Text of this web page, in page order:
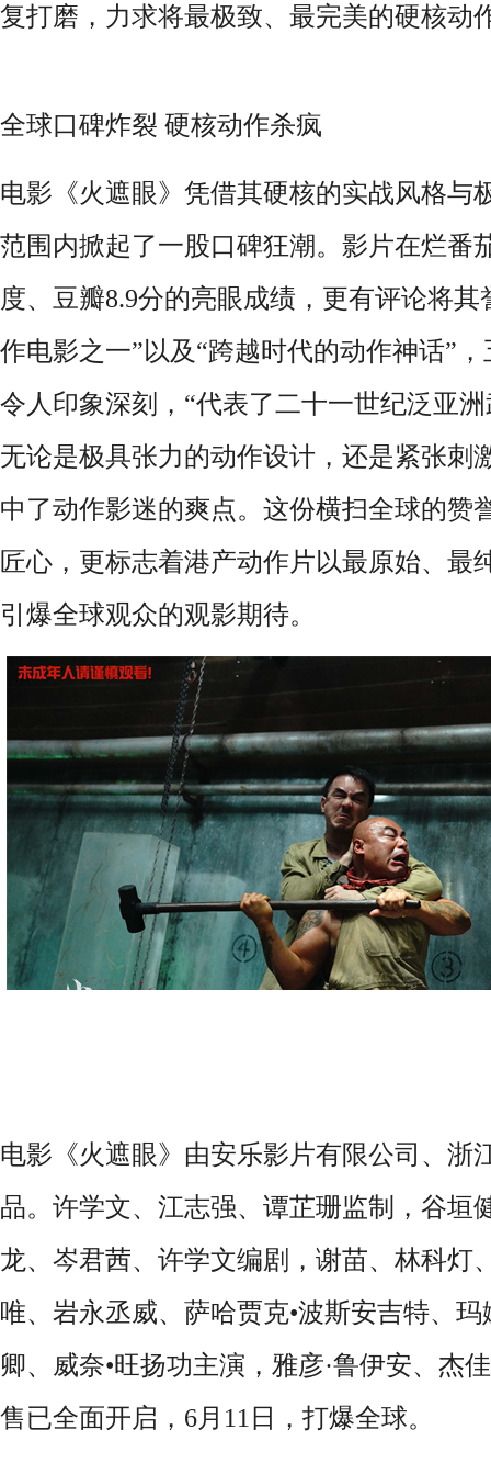
复打磨，力求将最极致、最完美的硬核动
全球口碑炸裂 硬核动作杀疯
电影《火遮眼》凭借其硬核的实战风格与
范围内掀起了一股口碑狂潮。影片在烂番
度、豆瓣8.9分的亮眼成绩，更有评论将其
作电影之一”以及“跨越时代的动作神话”
令人印象深刻，“代表了二十一世纪泛亚
无论是极具张力的动作设计，还是紧张刺
中了动作影迷的爽点。这份横扫全球的赞
匠心，更标志着港产动作片以最原始、最
引爆全球观众的观影期待。
电影《火遮眼》由安乐影片有限公司、浙
品。许学文、江志强、谭芷珊监制，谷垣
龙、岑君茜、许学文编剧，谢苗、林科灯
唯、岩永丞威、萨哈贾克•波斯安吉特、玛
卿、威奈•旺扬功主演，雅彦·鲁伊安、杰佳
售已全面开启， 6月 11 日，打爆全球。